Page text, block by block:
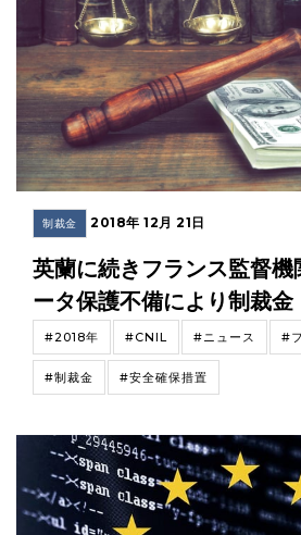
制裁金 2018年 12月 21日
英蘭に続きフランス監督
ータ保護不備により制裁金
#2018年 #CNIL #ニュース #
#制裁金 #安全確保措置